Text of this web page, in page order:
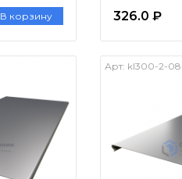
В корзину 326.0 ₽
Арт: kl300-2-